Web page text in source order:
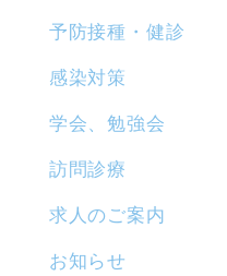
予防接種・健診
感染対策
学会、勉強会
訪問診療
求人のご案内
お知らせ